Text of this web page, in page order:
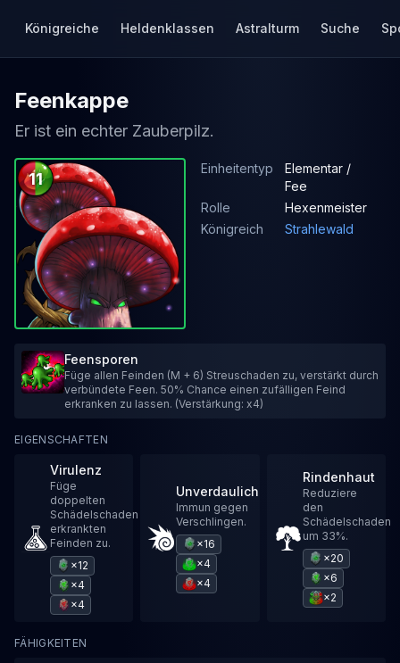
Königreiche Heldenklassen Astralturm Suche
Feenkappe
Er ist ein echter Zauberpilz.
11
Einheitentyp
Elementar /
Fee
Rolle
Hexenmeister
Königreich
Strahlewald
Feensporen
Füge allen Feinden (M + 6) Streuschaden zu, verstärkt durch
verbündete Feen. 50% Chance einen zufälligen Feind
erkranken zu lassen. (Verstärkung: x4)
EIGENSCHAFTEN
Virulenz
Füge
doppelten
Schädelschaden
erkrankten
Feinden zu.
×12
×4
×4
Unverdaulich
Immun gegen
Verschlingen.
×16
×4
×4
Rindenhaut
Reduziere
den
Schädelschaden
um 33%.
×20
×6
×2
FÄHIGKEITEN